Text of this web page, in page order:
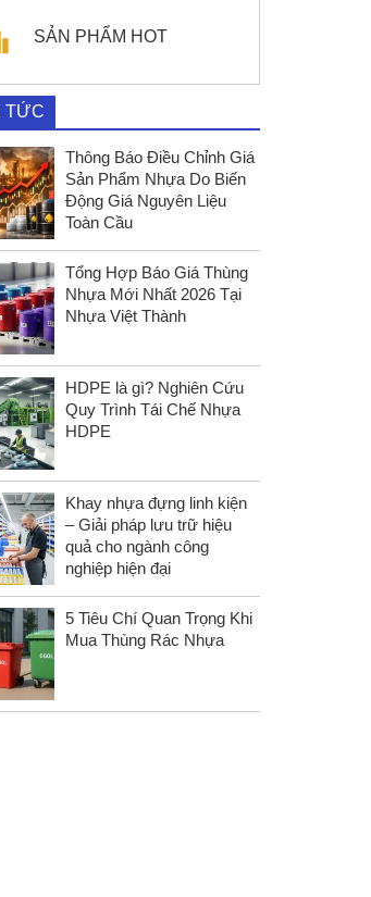
SẢN PHẨM HOT
TỨC
Thông Báo Điều Chỉnh Giá
Sản Phẩm Nhựa Do Biến
Động Giá Nguyên Liệu
Toàn Cầu
Tổng Hợp Báo Giá Thùng
Nhựa Mới Nhất 2026 Tại
Nhựa Việt Thành
HDPE là gì? Nghiên Cứu
Quy Trình Tái Chế Nhựa
HDPE
Khay nhựa đựng linh kiện
– Giải pháp lưu trữ hiệu
quả cho ngành công
nghiệp hiện đại
5 Tiêu Chí Quan Trọng Khi
Mua Thùng Rác Nhựa